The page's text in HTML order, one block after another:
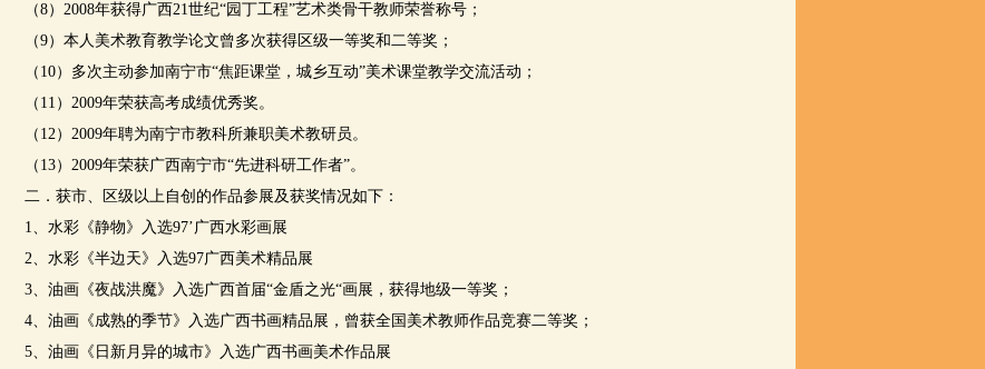
（8）2008年获得广西21世纪“园丁工程”艺术类骨干教师荣誉称号；
（9）本人美术教育教学论文曾多次获得区级一等奖和二等奖；
（10）多次主动参加南宁市“焦距课堂，城乡互动”美术课堂教学交流活动；
（11）2009年荣获高考成绩优秀奖。
（12）2009年聘为南宁市教科所兼职美术教研员。
（13）2009年荣获广西南宁市“先进科研工作者”。
二．获市、区级以上自创的作品参展及获奖情况如下：
1、水彩《静物》入选97’广西水彩画展
2、水彩《半边天》入选97广西美术精品展
3、油画《夜战洪魔》入选广西首届“金盾之光“画展，获得地级一等奖；
4、油画《成熟的季节》入选广西书画精品展，曾获全国美术教师作品竞赛二等奖；
5、油画《日新月异的城市》入选广西书画美术作品展